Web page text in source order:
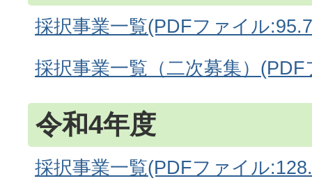
採択事業一覧(PDFファイル
採択事業一覧（二次募集）
令和4年度
採択事業一覧(PDFファイル